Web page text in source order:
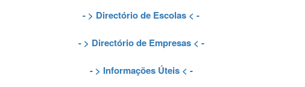
- > Directório de Escolas < -
- > Directório de Empresas< -
- > Informações Úteis< -